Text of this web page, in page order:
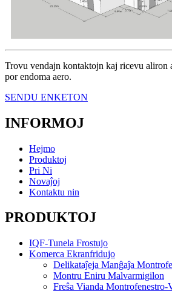
Trovu vendajn kontaktojn kaj ricevu aliron
por endoma aero.
SENDU ENKETON
INFORMOJ
Hejmo
Produktoj
Pri Ni
Novaĵoj
Kontaktu nin
PRODUKTOJ
IQF-Tunela Frostujo
Komerca Ekranfridujo
Delikataĵeja Manĝaĵa
Montru Eniru Malvarmigilon
Freŝa Vianda Montrofenestro-